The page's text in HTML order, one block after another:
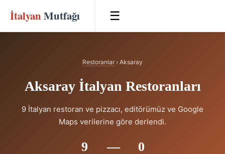
İtalyan Mutfağı ☰
Restoranlar › Aksaray
Aksaray İtalyan Restoranları
9 İtalyan restoran ve pizzacı, editörümüz ve Google
Maps verilerine göre derlendi.
9 — 0